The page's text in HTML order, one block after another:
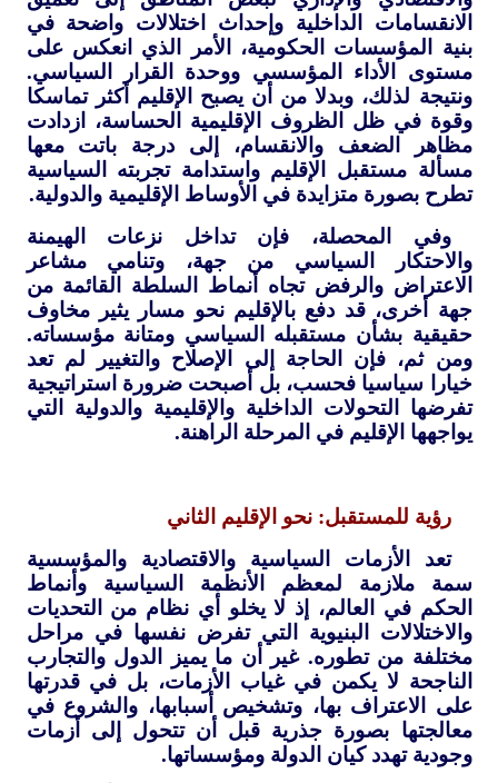
الانقسامات الداخلية وإحداث اختلالات واضحة في
بنية المؤسسات الحكومية، الأمر الذي انعكس على
مستوى الأداء المؤسسي ووحدة القرار السياسي.
ونتيجة لذلك، وبدلا من أن يصبح الإقليم أكثر تماسكا
وقوة في ظل الظروف الإقليمية الحساسة، ازدادت
مظاهر الضعف والانقسام، إلى درجة باتت معها
مسألة مستقبل الإقليم واستدامة تجربته السياسية
تطرح بصورة متزايدة في الأوساط الإقليمية والدولية.
وفي المحصلة، فإن تداخل نزعات الهيمنة
والاحتكار السياسي من جهة، وتنامي مشاعر
الاعتراض والرفض تجاه أنماط السلطة القائمة من
جهة أخرى، قد دفع بالإقليم نحو مسار يثير مخاوف
حقيقية بشأن مستقبله السياسي ومتانة مؤسساته.
ومن ثم، فإن الحاجة إلى الإصلاح والتغيير لم تعد
خيارا سياسيا فحسب، بل أصبحت ضرورة استراتيجية
تفرضها التحولات الداخلية والإقليمية والدولية التي
يواجهها الإقليم في المرحلة الراهنة.
رؤية للمستقبل: نحو الإقليم الثاني
تعد الأزمات السياسية والاقتصادية والمؤسسية
سمة ملازمة لمعظم الأنظمة السياسية وأنماط
الحكم في العالم، إذ لا يخلو أي نظام من التحديات
والاختلالات البنيوية التي تفرض نفسها في مراحل
مختلفة من تطوره. غير أن ما يميز الدول والتجارب
الناجحة لا يكمن في غياب الأزمات، بل في قدرتها
على الاعتراف بها، وتشخيص أسبابها، والشروع في
معالجتها بصورة جذرية قبل أن تتحول إلى أزمات
وجودية تهدد كيان الدولة ومؤسساتها.